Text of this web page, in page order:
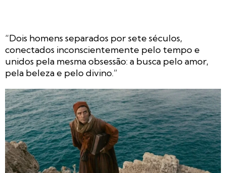
“Dois homens separados por sete séculos,
conectados inconscientemente pelo tempo e
unidos pela mesma obsessão: a busca pelo amor,
pela beleza e pelo divino.”